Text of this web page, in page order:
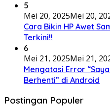
5
Mei 20, 2025Mei 20,
Cara Bikin HP Awet
Terkini!!
6
Mei 21, 2025Mei 21,
Mengatasi Error
Berhenti” di Android
Postingan Populer